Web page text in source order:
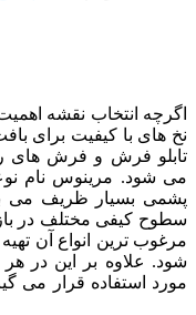
اگرچه انتخاب نقشه
نخ های با کیفیت برای
تابلو فرش و فرش های
می شود. مرینوس نام
پشمی بسیار ظریف می
مرغوب ترین انواع آن
شود. علاوه بر این در هر
مورد استفاده قرار می